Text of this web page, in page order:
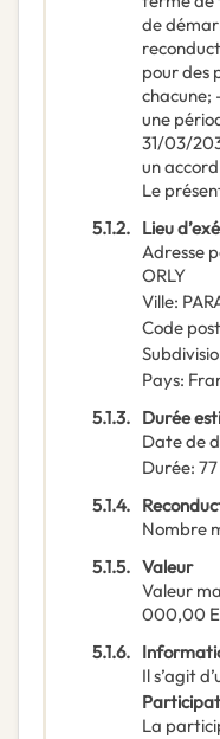
de
pour des
chacune;
une
31/03/
un
Le
5.1.2. Lieu
Adresse
ORLY
Ville:
Code
Pays:
5.1.3. Durée
Date de
Durée: 77
5.1.4.
Nombre
5.1.5. Valeur
Valeur
000,00
5.1.6.
Il s’agit
La